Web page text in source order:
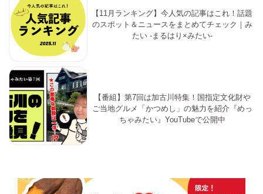
【11月ランキング】今人気の記事はこれ！話題
のスポット＆ニュースをまとめてチェック｜み
たい -まるはり×みたい-
【番組】第7回は加古川特集！国指定文化財や
ご当地グルメ「かつめし」の魅力を紹介『めっ
ちゃみたい』YouTubeで公開中